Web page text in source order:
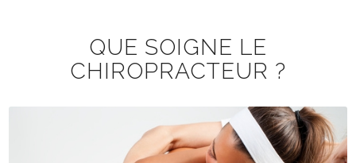
QUE SOIGNE LE
CHIROPRACTEUR ?